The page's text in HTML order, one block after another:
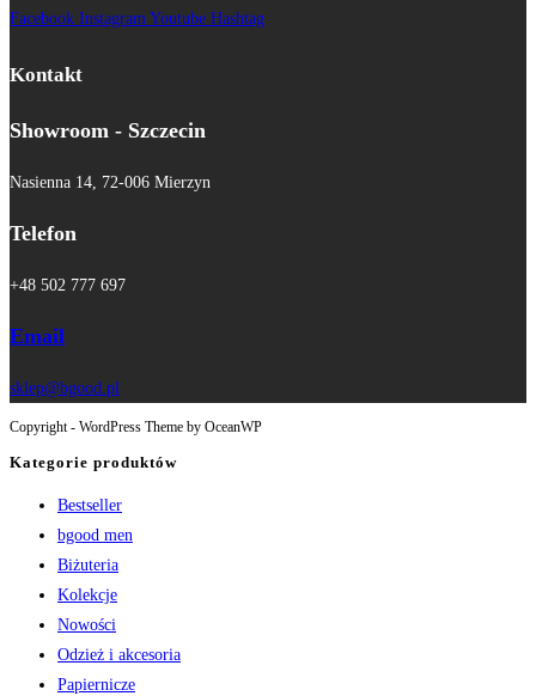
Facebook Instagram Youtube Hashtag
Kontakt
Showroom - Szczecin
Nasienna 14, 72-006 Mierzyn
Telefon
+48 502 777 697
Email
sklep@bgood.pl
Copyright - WordPress Theme by OceanWP
Kategorie produktów
Bestseller
bgood men
Biżuteria
Kolekcje
Nowości
Odzież i akcesoria
Papiernicze